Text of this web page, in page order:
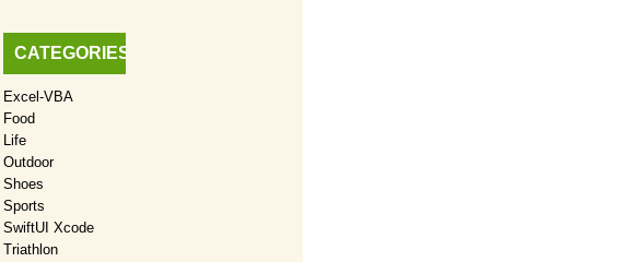
CATEGORIES
Excel-VBA
Food
Life
Outdoor
Shoes
Sports
SwiftUI Xcode
Triathlon